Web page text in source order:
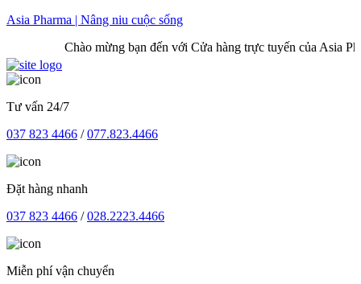
Skip
Asia Pharma | Nâng niu cuộc sống
Chào mừng bạn đến với Cửa hàng trực tuyến của Asia Pharma
Tư vấn 24/7
037 823 4466 /077.823.4466
Đặt hàng nhanh
037 823 4466 /028.2223.4466
Miễn phí vận chuyển